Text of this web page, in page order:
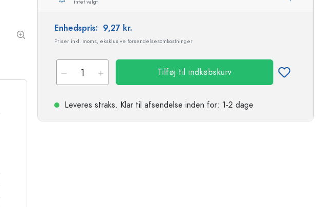
intet valgt
Enhedspris: 9,27 kr.
Priser inkl. moms, eksklusive forsendelsesomkostninger
Tilføj til indkøbskurv
Leveres straks. Klar til afsendelse inden for: 1-2 dage